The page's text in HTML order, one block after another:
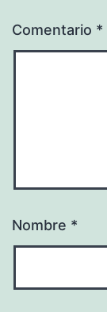
Comentario *
Nombre *